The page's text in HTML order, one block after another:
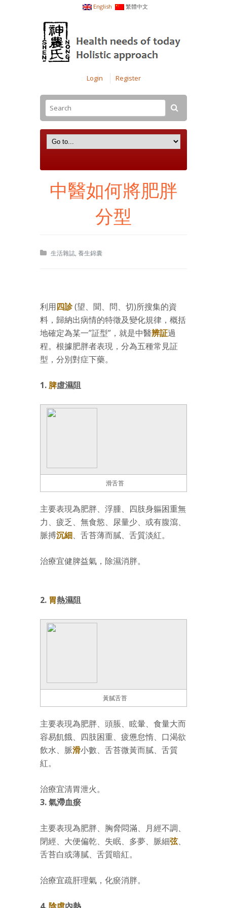
English 繁體中文
Login Register
中醫如何將肥胖
分型
生活雜誌, 養生錦囊
利用四診(望、聞、問、切)所搜集的資
料，歸納出病情的特徵及變化規律，概括
地確定為某一”証型”，就是中醫辨証過
程。根據肥胖者表現，分為五種常見証
型，分別對症下藥。
1. 脾虛濕阻
滑舌苔
主要表現為肥胖、浮腫、四肢身軀困重無
力、疲乏、無食慾、尿量少、或有腹瀉、
脈搏沉細、舌苔薄而膩、舌質淡紅。
治療宜健脾益氣，除濕消胖。
2. 胃熱濕阻
黃膩舌苔
主要表現為肥胖、頭脹、眩暈、食量大而
容易飢餓、四肢困重、疲憊怠惰、口渴欲
飲水、脈滑小數、舌苔微黃而膩、舌質
紅。
治療宜清胃泄火。
3. 氣滯血瘀
主要表現為肥胖、胸脅悶滿、月經不調、
閉經、大便偏乾、失眠、多夢、脈細弦、
舌苔白或薄膩、舌質暗紅。
治療宜疏肝理氣，化瘀消胖。